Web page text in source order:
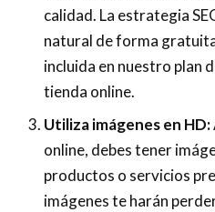
calidad. La estrategia
natural de forma
incluida en nuestro plan
tienda online.
Utiliza imágenes en HD:
online, debes tener
productos o servicios
imágenes te harán